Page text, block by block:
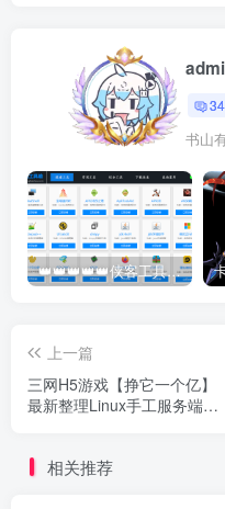
34
书山
👑👑👑👑👑侠客工具箱移动版👑👑👑👑👑
上一篇
三网H5游戏【挣它一个亿】
最新整理Linux手工服务端
相关推荐